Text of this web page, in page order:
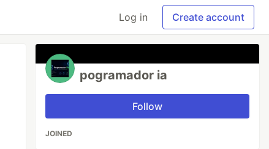
Log in Create account
pogramador ia
Follow
JOINED